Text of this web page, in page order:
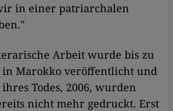
in einer patriarchalen
Arbeit wurde bis zu
Marokko veröffentlicht und
Todes, 2006, wurden
nicht mehr gedruckt. Erst